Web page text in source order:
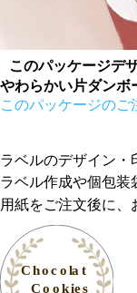
このパッケージデ
やわらかい片ダンボ
このパッケージのご
ラベルのデザイン・
ラベル作成や個包装
用紙をご注文後に、